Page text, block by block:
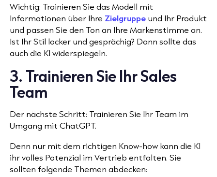
Wichtig: Trainieren Sie das Modell mit
Informationen über Ihre Zielgruppe und Ihr Produkt
und passen Sie den Ton an Ihre Markenstimme an.
Ist Ihr Stil locker und gesprächig? Dann sollte das
auch die KI widerspiegeln.
3. Trainieren Sie Ihr Sales
Team
Der nächste Schritt: Trainieren Sie Ihr Team im
Umgang mit ChatGPT.
Denn nur mit dem richtigen Know-how kann die KI
ihr volles Potenzial im Vertrieb entfalten. Sie
sollten folgende Themen abdecken: